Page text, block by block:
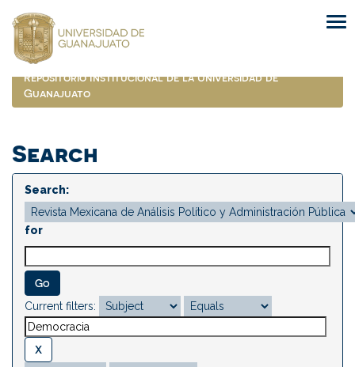
navigation
Repositorio Institucional de la Universidad de
Guanajuato
Search
Search:
for
Current filters: